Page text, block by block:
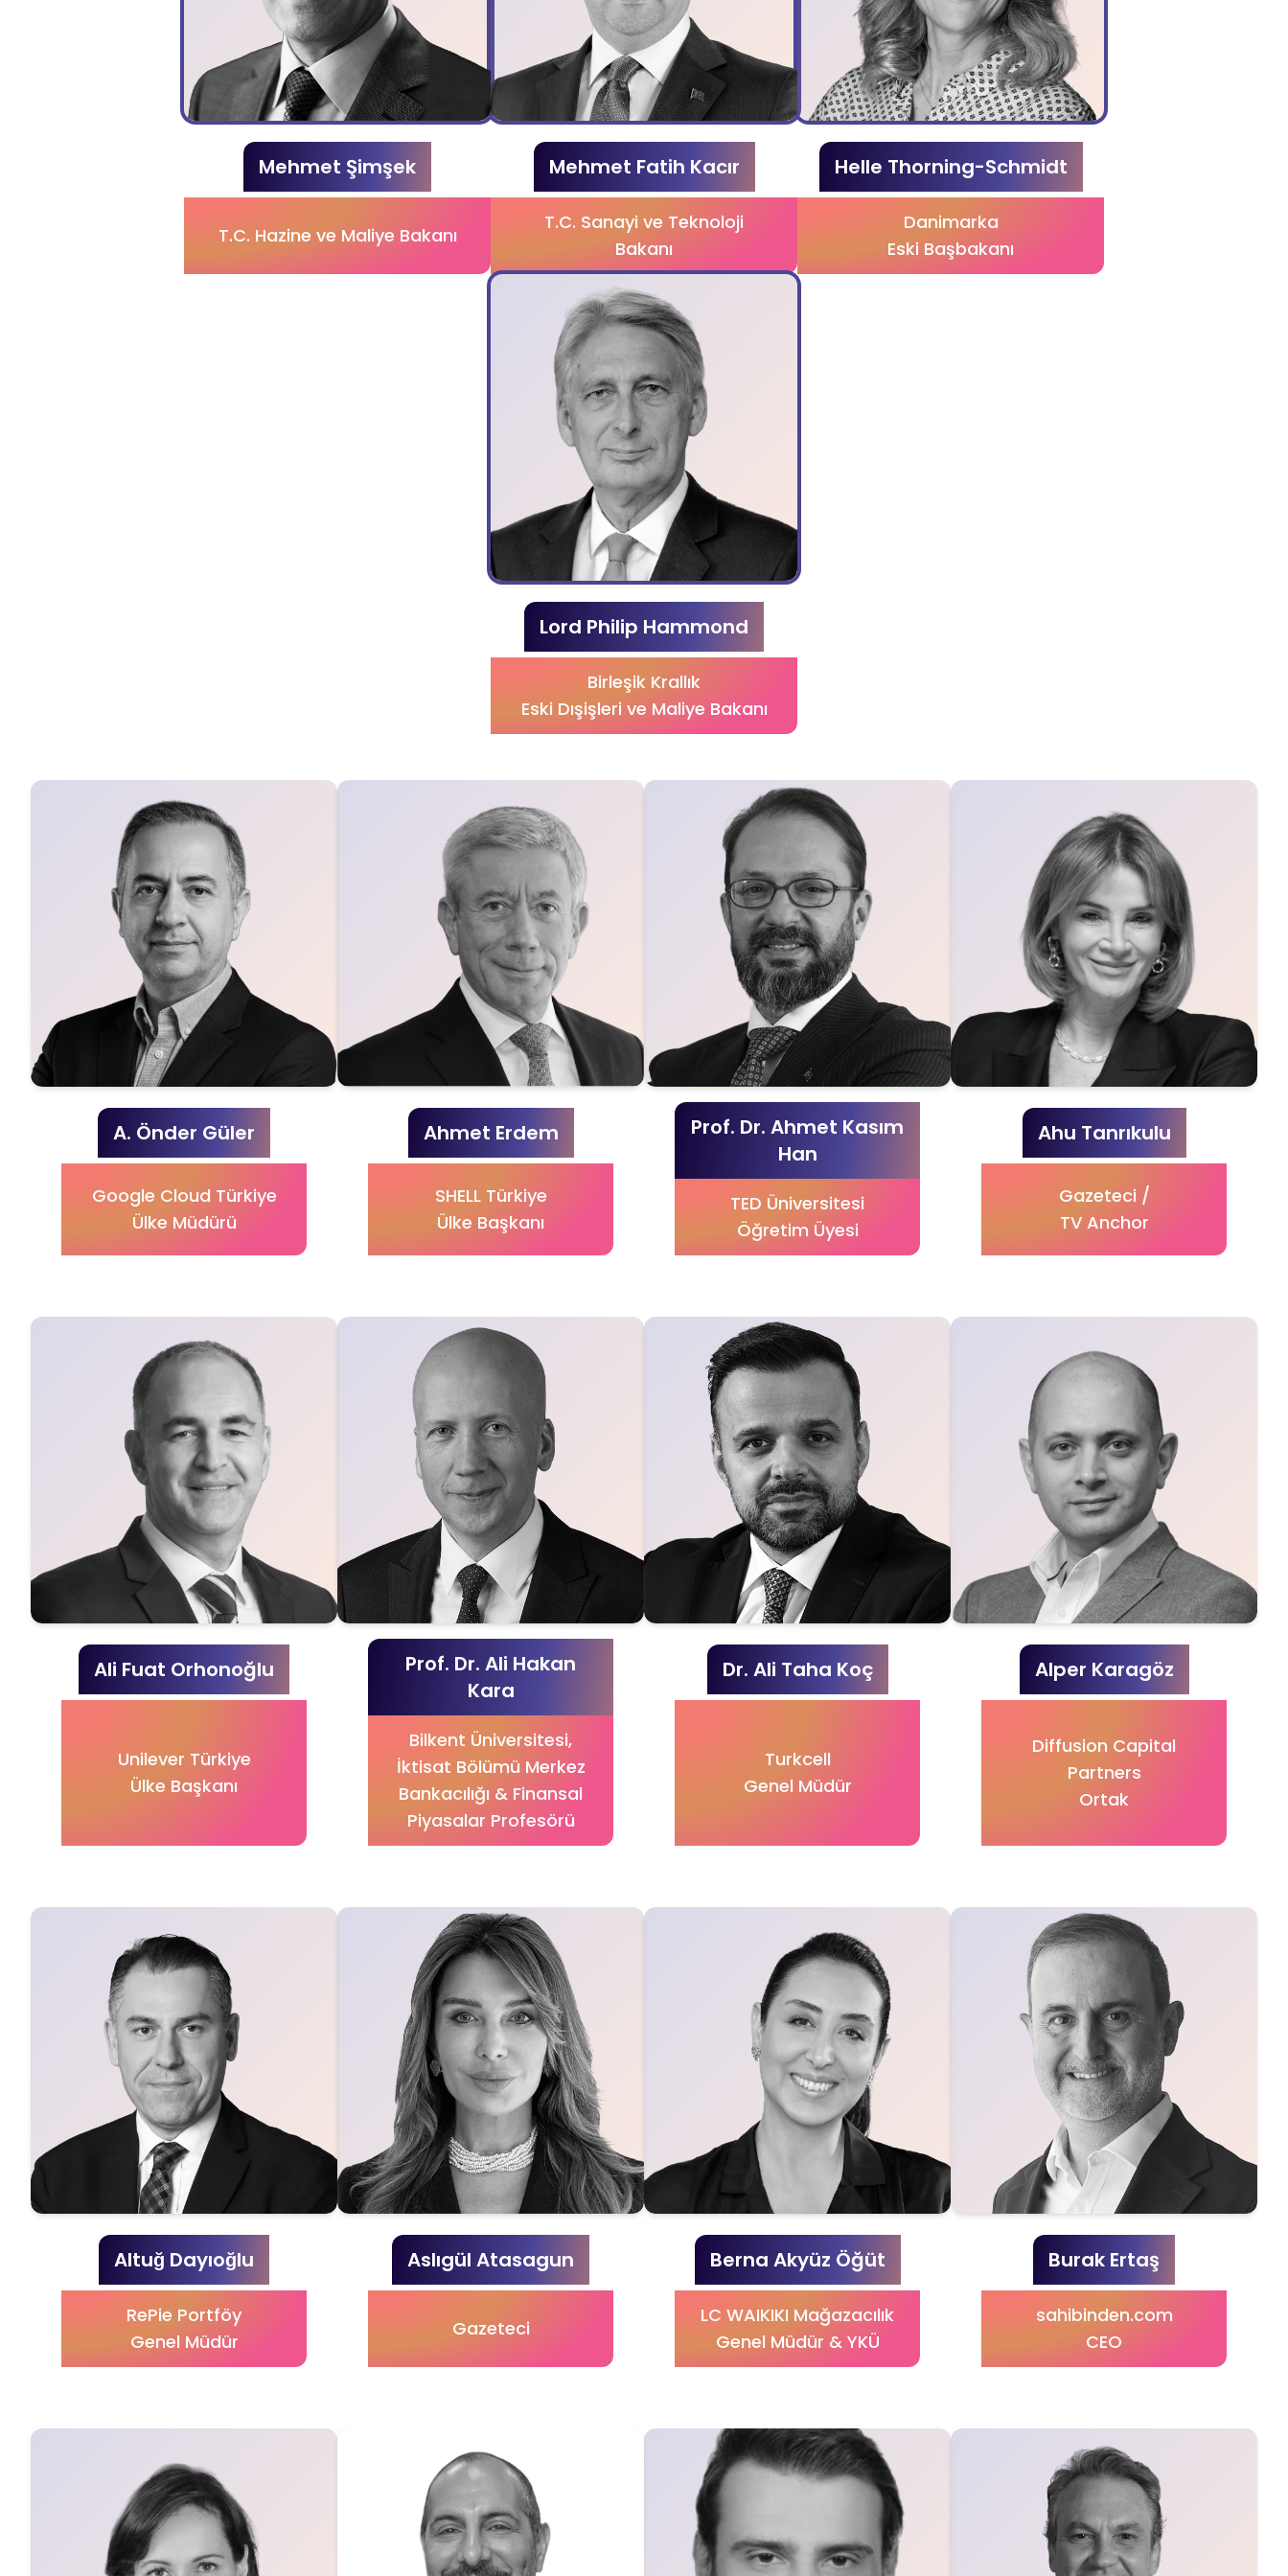
Mehmet Şimşek
T.C. Hazine ve Maliye Bakanı
Mehmet Fatih Kacır
T.C. Sanayi ve Teknoloji
Bakanı
Helle Thorning-Schmidt
Danimarka
Eski Başbakanı
Lord Philip Hammond
Birleşik Krallık
Eski Dışişleri ve Maliye Bakanı
A. Önder Güler
Google Cloud Türkiye
Ülke Müdürü
Ahmet Erdem
SHELL Türkiye
Ülke Başkanı
Prof. Dr. Ahmet Kasım
Han
TED Üniversitesi
Öğretim Üyesi
Ahu Tanrıkulu
Gazeteci /
TV Anchor
Ali Fuat Orhonoğlu
Unilever Türkiye
Ülke Başkanı
Prof. Dr. Ali Hakan
Kara
Bilkent Üniversitesi,
İktisat Bölümü Merkez
Bankacılığı & Finansal
Piyasalar Profesörü
Dr. Ali Taha Koç
Turkcell
Genel Müdür
Alper Karagöz
Diffusion Capital
Partners
Ortak
Altuğ Dayıoğlu
RePie Portföy
Genel Müdür
Aslıgül Atasagun
Gazeteci
Berna Akyüz Öğüt
LC WAIKIKI Mağazacılık
Genel Müdür & YKÜ
Burak Ertaş
sahibinden.com
CEO